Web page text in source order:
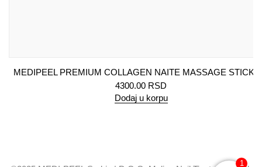
MEDIPEEL PREMIUM COLLAGEN NAITE MASSAGE STICK
4300.00 RSD
Dodaj u korpu
1